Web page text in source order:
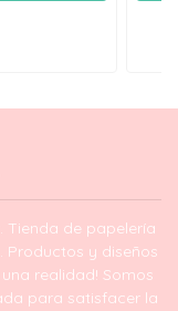
Tienda de papelería
y diseños
realidad! Somos
para satisfacer la